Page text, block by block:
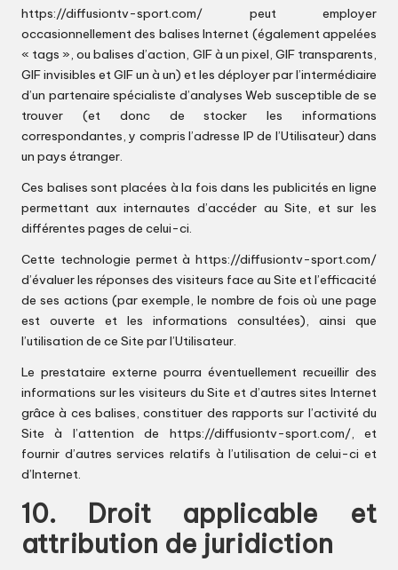
https://diffusiontv-sport.com/ peut employer
occasionnellement des balises Internet (également appelées
« tags », ou balises d’action, GIF à un pixel, GIF transparents,
GIF invisibles et GIF un à un) et les déployer par l’intermédiaire
d’un partenaire spécialiste d’analyses Web susceptible de se
trouver (et donc de stocker les informations
correspondantes, y compris l’adresse IP de l’Utilisateur) dans
un pays étranger.
Ces balises sont placées à la fois dans les publicités en ligne
permettant aux internautes d’accéder au Site, et sur les
différentes pages de celui-ci.
Cette technologie permet à https://diffusiontv-sport.com/
d’évaluer les réponses des visiteurs face au Site et l’efficacité
de ses actions (par exemple, le nombre de fois où une page
est ouverte et les informations consultées), ainsi que
l’utilisation de ce Site par l’Utilisateur.
Le prestataire externe pourra éventuellement recueillir des
informations sur les visiteurs du Site et d’autres sites Internet
grâce à ces balises, constituer des rapports sur l’activité du
Site à l’attention de https://diffusiontv-sport.com/, et
fournir d’autres services relatifs à l’utilisation de celui-ci et
d’Internet.
10. Droit applicable et
attribution de juridiction